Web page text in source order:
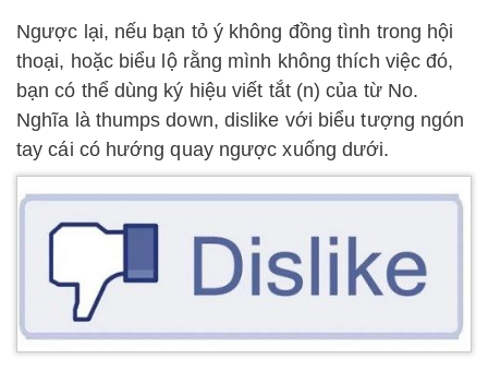
Ngược lại, nếu bạn tỏ ý không đồng tình trong hội
thoại, hoặc biểu lộ rằng mình không thích việc đó,
bạn có thể dùng ký hiệu viết tắt (n) của từ No.
Nghĩa là thumps down, dislike với biểu tượng ngón
tay cái có hướng quay ngược xuống dưới.